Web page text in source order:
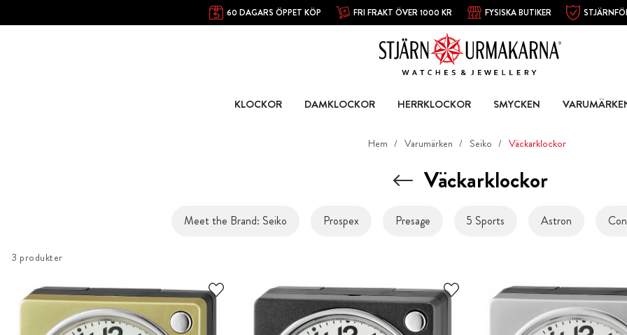
60 DAGARS ÖPPET KÖP FRI FRAKT ÖVER 1000 KR FYSISKA BUTIKER
KLOCKOR DAMKLOCKOR HERRKLOCKOR SMYCKEN
Hem Varumärken Seiko Väckarklockor
Väckarklockor
Meet the Brand: Seiko Prospex Presage 5 Sports Astron
3 produkter